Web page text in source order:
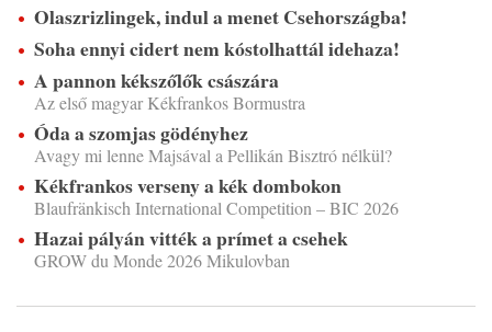
Olaszrizlingek, indul a menet Csehországba!
Soha ennyi cidert nem kóstolhattál idehaza!
A pannon kékszőlők császára
Az első magyar Kékfrankos Bormustra
Óda a szomjas gödényhez
Avagy mi lenne Majsával a Pellikán Bisztró nélkül?
Kékfrankos verseny a kék dombokon
Blaufränkisch International Competition – BIC 2026
Hazai pályán vitték a prímet a csehek
GROW du Monde 2026 Mikulovban